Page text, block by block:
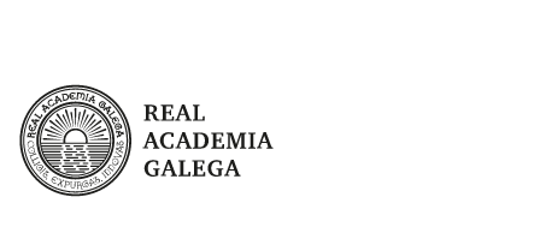
Real Academia Galega